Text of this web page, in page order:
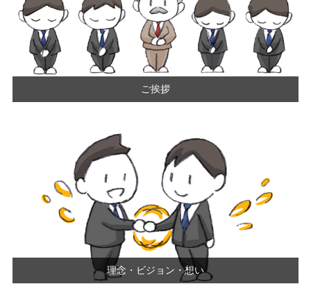
ご挨拶
理念・ビジョン・想い